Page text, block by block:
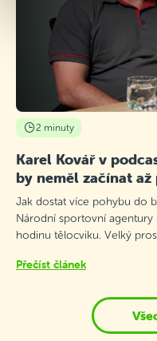
2 minuty
Karel Kovář v
by neměl začínat až
Jak dostat více pohybu do
Národní sportovní
hodinu tělocviku. Velký
Přečíst článek